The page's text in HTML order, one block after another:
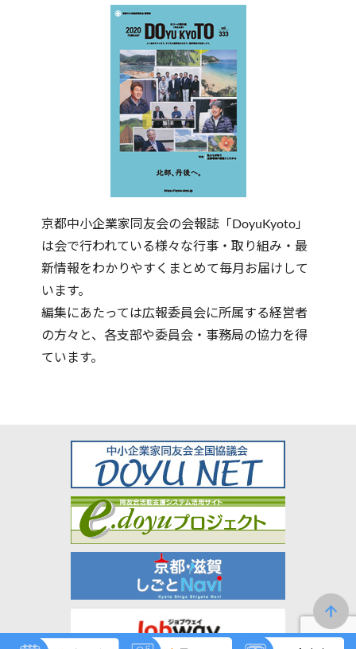
京都中小企業家同友会の会報誌「DoyuKyoto」
は会で行われている様々な行事・取り組み・最
新情報をわかりやすくまとめて毎月お届けして
います。
編集にあたっては広報委員会に所属する経営者
の方々と、各支部や委員会・事務局の協力を得
ています。